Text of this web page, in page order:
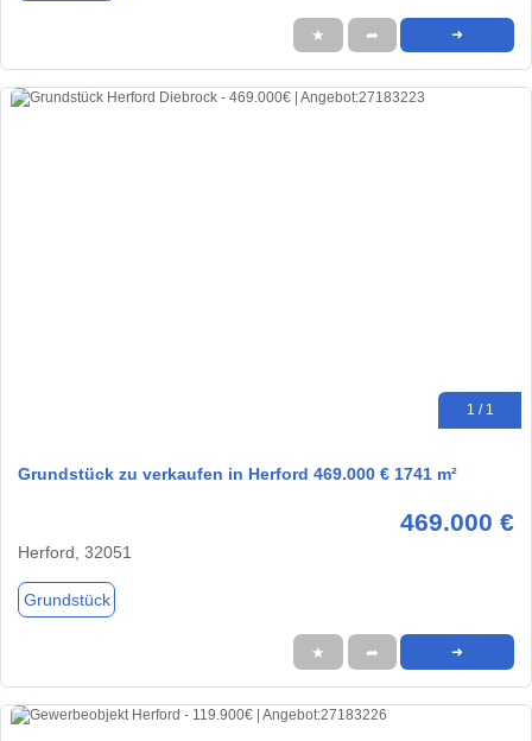
★ ➦ ➜
1 / 1
Grundstück zu verkaufen in Herford 469.000 € 1741 m²
469.000 €
Herford, 32051
Grundstück
★ ➦ ➜